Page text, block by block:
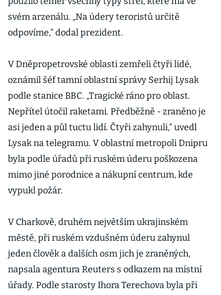
svém arzenálu. „Na údery teroristů určitě
odpovíme,“ dodal prezident.
V Dněpropetrovské oblasti zemřeli čtyři lidé,
oznámil šéf tamní oblastní správy Serhij Lysak
podle stanice BBC. „Tragické ráno pro oblast.
Nepřítel útočil raketami. Předběžně - zraněno je
asi jeden a půl tuctu lidí. Čtyři zahynuli,“ uvedl
Lysak na telegramu. V oblastní metropoli Dnipru
byla podle úřadů při ruském úderu poškozena
mimo jiné porodnice a nákupní centrum, kde
vypukl požár.
V Charkově, druhém největším ukrajinském
městě, při ruském vzdušném úderu zahynul
jeden člověk a dalších osm jich je zraněných,
napsala agentura Reuters s odkazem na místní
úřady. Podle starosty Ihora Terechova byla při